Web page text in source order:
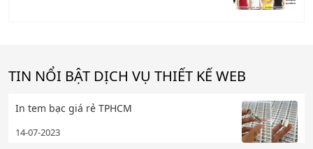
TIN NỔI BẬT DỊCH VỤ THIẾT KẾ WEB
In tem bạc giá rẻ TPHCM
14-07-2023